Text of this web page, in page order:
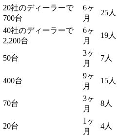
20社のディーラーで
700台
6ヶ
月
25人
40社のディーラーで
2,200台
6ヶ
月
19人
50台
3ヶ
月
7人
400台
9ヶ
月
15人
70台
3ヶ
月
8人
20台
1ヶ
月
4人